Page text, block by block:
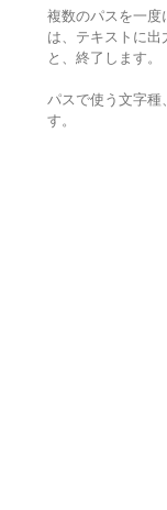
複数のパスを一度
は、テキストに出
と、終了します。
パスで使う文字種
す。